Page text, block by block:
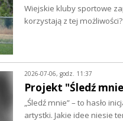
Wiejskie kluby sportowe
korzystają z tej możliwości?
2026-07-06, godz. 11:37
Projekt "Śledź
„Śledź mnie” – to hasło
artystki. Jakie idee niesie